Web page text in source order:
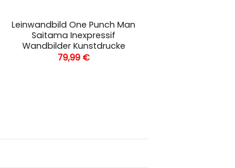
Leinwandbild One Punch Man
Saitama Inexpressif
Wandbilder Kunstdrucke
79,99€